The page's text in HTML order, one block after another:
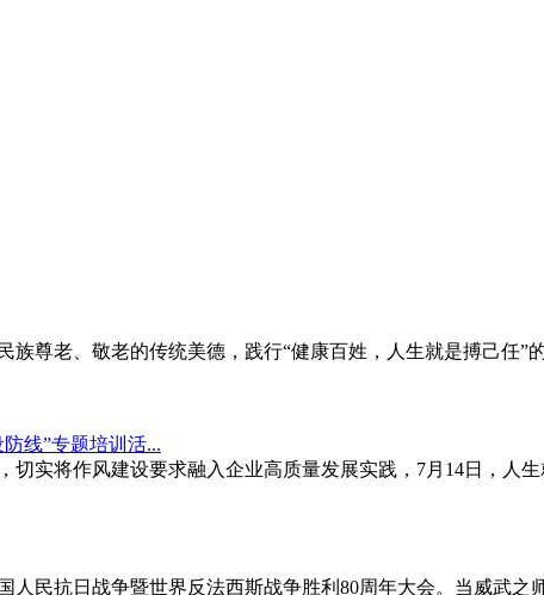
尊老、敬老的传统美德，践行“健康百姓，人生就是搏己任”
线”专题培训活...
实将作风建设要求融入企业高质量发展实践，7月14日，人
民抗日战争暨世界反法西斯战争胜利80周年大会。当威武之